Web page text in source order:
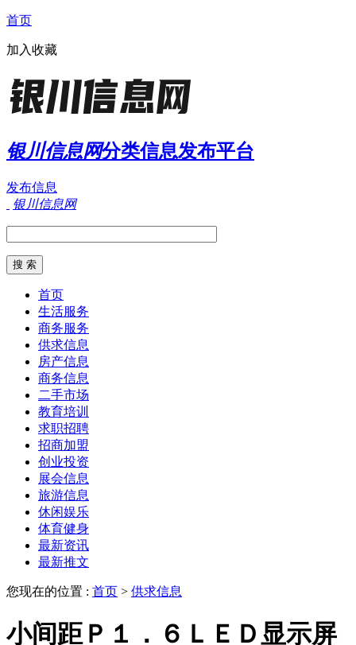
首页
加入收藏
银川信息网分类信息发布平台
发布信息
银川信息网
首页
生活服务
商务服务
供求信息
房产信息
商务信息
二手市场
教育培训
求职招聘
招商加盟
创业投资
展会信息
旅游信息
休闲娱乐
体育健身
最新资讯
最新推文
您现在的位置 : 首页 > 供求信息
小间距Ｐ１．６ＬＥＤ显示屏